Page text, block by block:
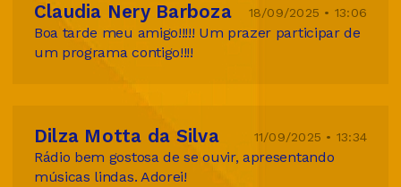
Claudia Nery Barboza 18/09/2025 • 13:06
Boa tarde meu amigo!!!!! Um prazer participar de
um programa contigo!!!!
Dilza Motta da Silva 11/09/2025 • 13:34
Rádio bem gostosa de se ouvir, apresentando
músicas lindas. Adorei!